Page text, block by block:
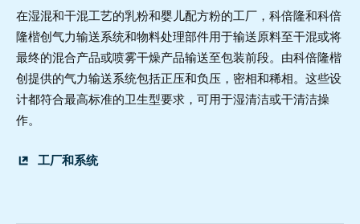
在湿混和干混工艺的乳粉和婴儿配方粉的工厂，科倍隆和科倍
隆楷创气力输送系统和物料处理部件用于输送原料至干混或将
最终的混合产品或喷雾干燥产品输送至包装前段。由科倍隆楷
创提供的气力输送系统包括正压和负压，密相和稀相。这些设
计都符合最高标准的卫生型要求，可用于湿清洁或干清洁操
作。
工厂和系统